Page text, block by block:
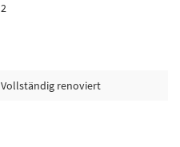
2
Vollständig renoviert